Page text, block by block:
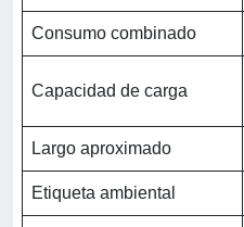
Consumo combinado
Capacidad de carga
Largo aproximado
Etiqueta ambiental